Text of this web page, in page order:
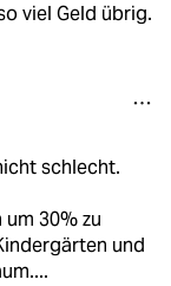
viel Geld übrig.
schlecht.
30% zu
und